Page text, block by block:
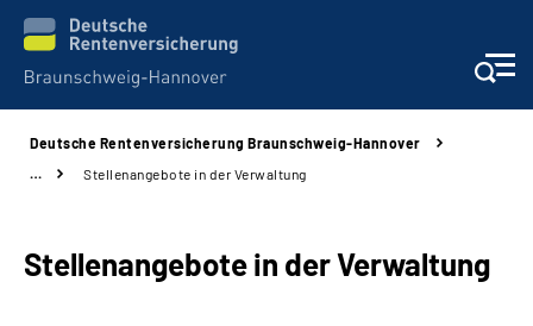
Deutsche Rentenversicherung Braunschweig-Hannover
…
Stellenangebote in der Verwaltung
Stellenangebote in der Verwaltung